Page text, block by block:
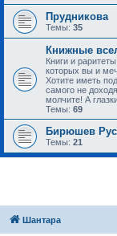
Прудникова
Темы: 35
Книжные
Книги и
которых вы и
Хотите иметь
самого не
молчите! А
Темы: 69
Бирюшев
Темы: 21
Шантара